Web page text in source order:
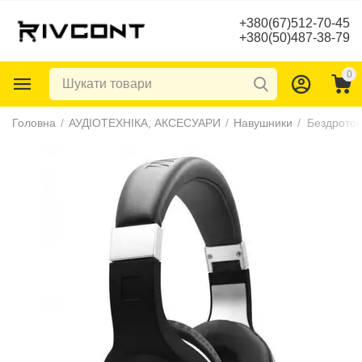
+380(67)512-70-45
+380(50)487-38-79
0
Головна / АУДІОТЕХНІКА, АКСЕСУАРИ / Навушники /